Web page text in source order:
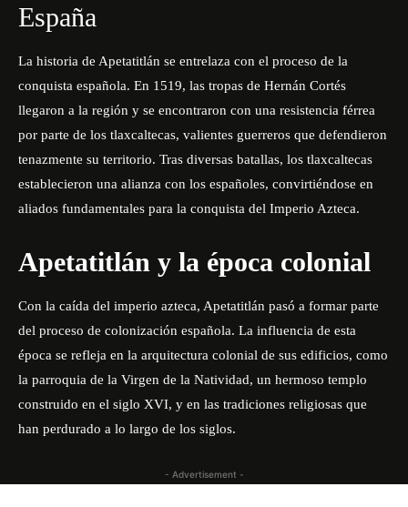
España
La historia de Apetatitlán se entrelaza con el proceso de la
conquista española. En 1519, las tropas de Hernán Cortés
llegaron a la región y se encontraron con una resistencia férrea
por parte de los tlaxcaltecas, valientes guerreros que defendieron
tenazmente su territorio. Tras diversas batallas, los tlaxcaltecas
establecieron una alianza con los españoles, convirtiéndose en
aliados fundamentales para la conquista del Imperio Azteca.
Apetatitlán y la época colonial
Con la caída del imperio azteca, Apetatitlán pasó a formar parte
del proceso de colonización española. La influencia de esta
época se refleja en la arquitectura colonial de sus edificios, como
la parroquia de la Virgen de la Natividad, un hermoso templo
construido en el siglo XVI, y en las tradiciones religiosas que
han perdurado a lo largo de los siglos.
- Advertisement -